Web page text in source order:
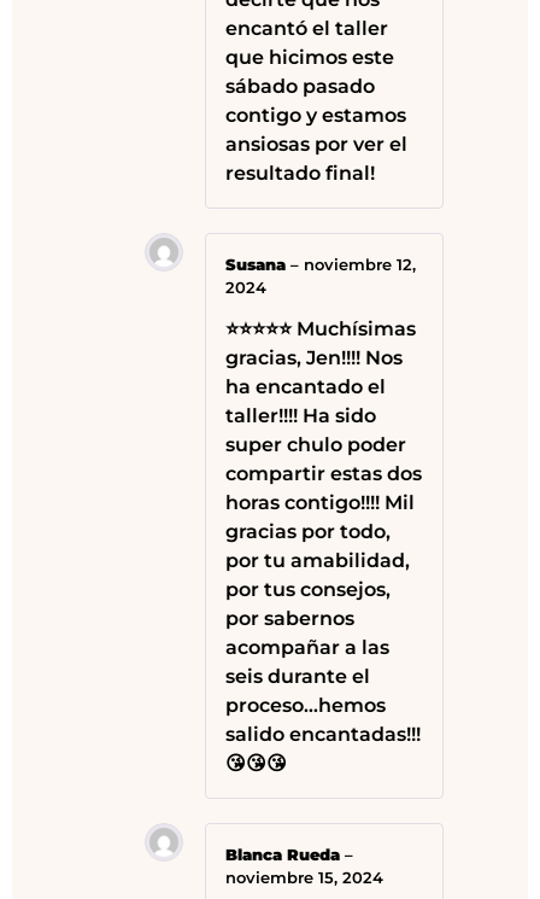
encantó el taller
que hicimos este
sábado pasado
contigo y estamos
ansiosas por ver el
resultado final!
Susana – noviembre 12,
2024
⭐⭐⭐⭐⭐ Muchísimas
gracias, Jen!!!! Nos
ha encantado el
taller!!!! Ha sido
super chulo poder
compartir estas dos
horas contigo!!!! Mil
gracias por todo,
por tu amabilidad,
por tus consejos,
por sabernos
acompañar a las
seis durante el
proceso…hemos
salido encantadas!!!
😘😘😘
Blanca Rueda –
noviembre 15, 2024